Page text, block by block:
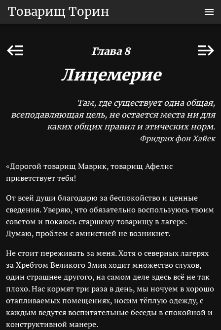
Товарищ Торин
Глава 8
Лицемерие
Там, где существует одна общая,
всеподавляющая цель, не остается места ни для
каких общих правил и этических норм.
Фридрих фон Хайек
«Дорогой товарищ Маврик, товарищ Афелис
приветствует тебя!
От всей души благодарю за беспокойство и ценные
сведения. Уверяю, что обязательно воспользуюсь твоим
советом и покаюсь старшему товарищу в лагере.
Думаю, проблем с амнистией не возникнет.
Не стоит переживать за меня. Хотя о северных лагерях
за Хребтом Великого Змия ходит множество слухов,
один страшнее другого, на самом деле здесь всё не так
плохо. Нас кормят три раза в день, мы ночуем в хорошо
отапливаемых помещениях, носим тёплую одежду, с
каждым ведутся воспитательные беседы в спокойной и
конструктивной манере.